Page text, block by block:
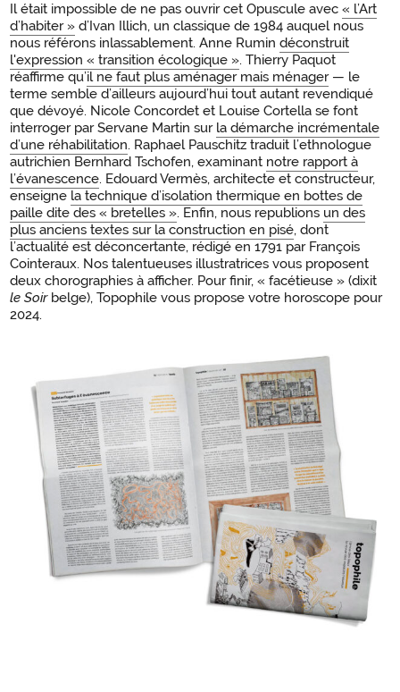
Il était impossible de ne pas ouvrir cet Opuscule avec « l’Art
d’habiter » d’Ivan Illich, un classique de 1984 auquel nous
nous référons inlassablement. Anne Rumin déconstruit
l'expression « transition écologique ». Thierry Paquot
réaffirme qu’il ne faut plus aménager mais ménager— le
terme semble d’ailleurs aujourd’hui tout autant revendiqué
que dévoyé. Nicole Concordet et Louise Cortella se font
interroger par Servane Martin sur la démarche incrémentale
d’une réhabilitation. Raphael Pauschitz traduit l’ethnologue
autrichien Bernhard Tschofen, examinant notre rapport à
l’évanescence. Edouard Vermès, architecte et constructeur,
enseigne la technique d’isolation thermique en bottes de
paille dite des « bretelles ». Enfin, nous republions un des
plus anciens textes sur la construction en pisé, dont
l’actualité est déconcertante, rédigé en 1791 par François
Cointeraux. Nos talentueuses illustratrices vous proposent
deux chorographies à afficher. Pour finir, « facétieuse » (dixit
le Soir belge), Topophile vous propose votre horoscope pour
2024.